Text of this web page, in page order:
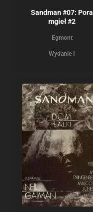
Sandman #07: Pora
mgieł #2
Egmont
Wydanie I